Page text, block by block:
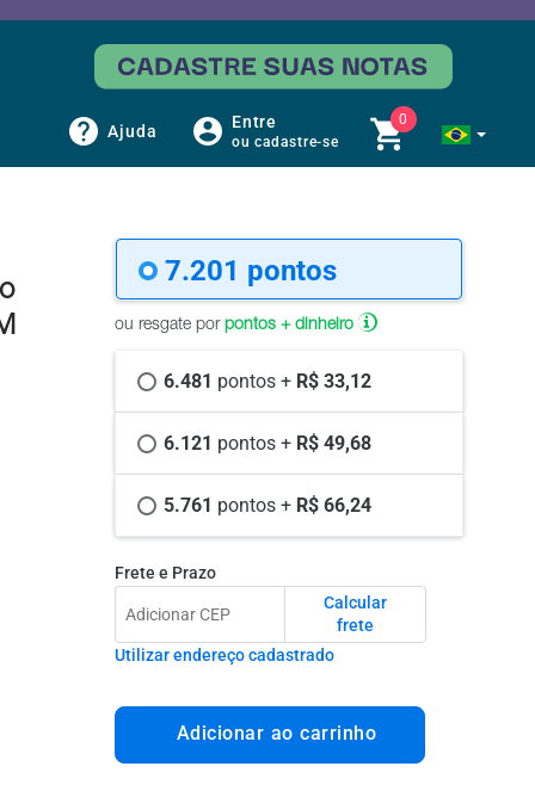
Ajuda Entre
ou cadastre-se
0
7.201 pontos
ou resgate por pontos + dinheiro
6.481 pontos + R$ 33,12
6.121 pontos + R$ 49,68
5.761 pontos + R$ 66,24
Frete e Prazo
Calcular
frete
Utilizar endereço cadastrado
Adicionar ao carrinho